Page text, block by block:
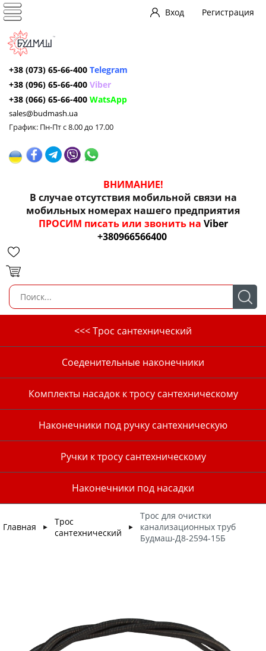
Вход Регистрация
+38 (073) 65-66-400 Telegram
+38 (096) 65-66-400 Viber
+38 (066) 65-66-400 WatsApp
sales@budmash.ua
График: Пн-Пт с 8.00 до 17.00
ВНИМАНИЕ!
В случае отсутствия мобильной связи на
мобильных номерах нашего предприятия
ПРОСИМ писать или звонить на Viber
+380966566400
<<< Трос сантехнический
Соеденительные наконечники
Комплекты насадок к тросу сантехническому
Наконечники под ручку сантехническую
Ручки к тросу сантехническому
Наконечники под насадки
Главная ►
Трос
сантехнический
►
Трос для очистки
канализационных труб
Будмаш-Д8-2594-15Б